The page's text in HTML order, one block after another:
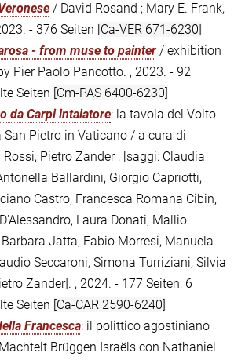
/ David Rosand ; Mary E. Frank,
- 376 Seiten [Ca-VER 671-6230]
- from muse to painter / exhibition
Pier Paolo Pancotto. , 2023. - 92
Seiten [Cm-PAS 6400-6230]
da Carpi intaiatore: la tavola del Volto
San Pietro in Vaticano / a cura di
Rossi, Pietro Zander ; [saggi: Claudia
Ballardini, Giorgio Capriotti,
Castro, Francesca Romana Cibin,
Laura Donati, Mallio
Jatta, Fabio Morresi, Manuela
Seccaroni, Simona Turriziani, Silvia
Zander]. , 2024. - 177 Seiten, 6
Seiten [Ca-CAR 2590-6240]
Francesca: il polittico agostiniano
Brüggen Israëls con Nathaniel